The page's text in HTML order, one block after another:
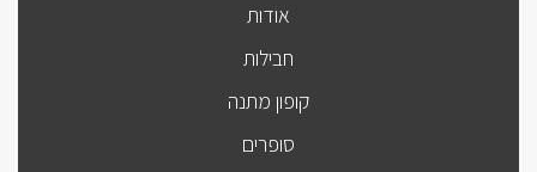
אודות
חבילות
קופון מתנה
סופרים